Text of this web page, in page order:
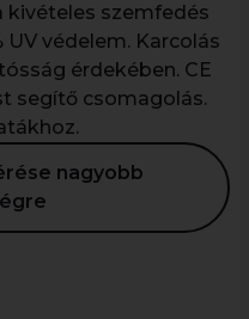
kivételes szemfedés
védelem. Karcolás
érdekében. CE
segítő csomagolás.
nagyobb